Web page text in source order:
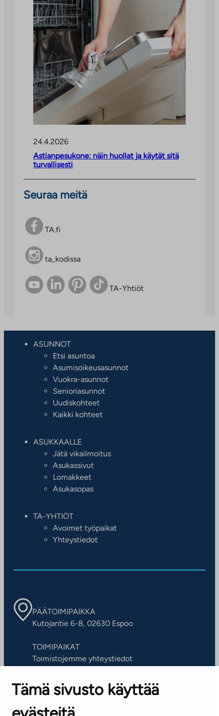
Tämä sivusto käyttää
24.4.2026
Astianpesukone: näin huollat ja käytät sitä
turvallisesti
Seuraa meitä
TA.fi
ta_kodissa
TA-Yhtiöt
ASUNNOT
Etsi asuntoa
Asumisoikeusasunnot
Vuokra-asunnot
Senioriasunnot
Uudiskohteet
Kaikki kohteet
ASUKKAALLE
Jätä vikailmoitus
Asukassivut
Lomakkeet
Asukasopas
TA-YHTIÖT
Avoimet työpaikat
Yhteystiedot
PÄÄTOIMIPAIKKA
Kutojantie 6-8, 02630 Espoo
TOIMIPAIKAT
Toimistojemme yhteystiedot
ASIAKASPALVELUKESKUS
Puh. 045 7734 3777
(arkisin klo 8-16)